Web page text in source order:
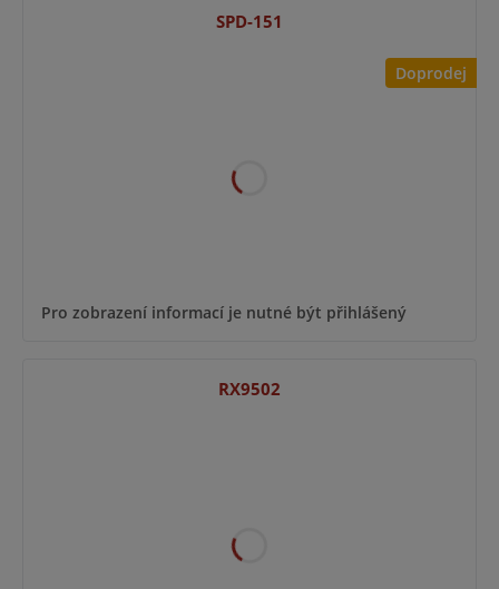
Doprodej
SPD-151
Pro zobrazení informací je nutné být přihlášený
RX9502